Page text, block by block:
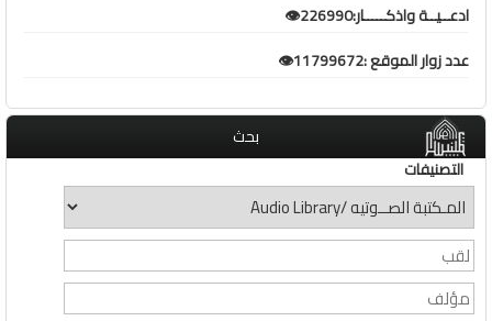
ادعــيــة واذكـــــار:226990👁️
عدد زوار الموقع :11799672👁️
بحث
التصنيفات